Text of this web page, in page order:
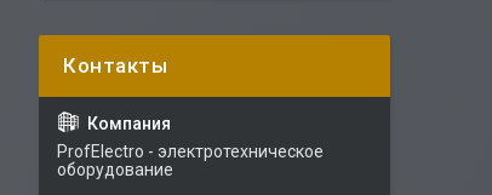
ProfElectro - электротехническое
оборудование